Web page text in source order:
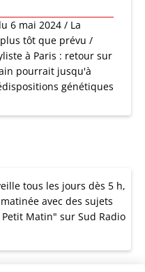
6 mai 2024 / La
tôt que prévu /
à Paris : retour sur
pourrait jusqu'à
génétiques
tous les jours dès 5 h,
avec des sujets
Matin" sur Sud Radio